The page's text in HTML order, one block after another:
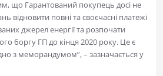
що Гарантований покупець досі не
відновити повні та своєчасні платежі
джерел енергії та розпочати
боргу ГП до кінця 2020 року. Це є
з меморандумом”, – зазначається у